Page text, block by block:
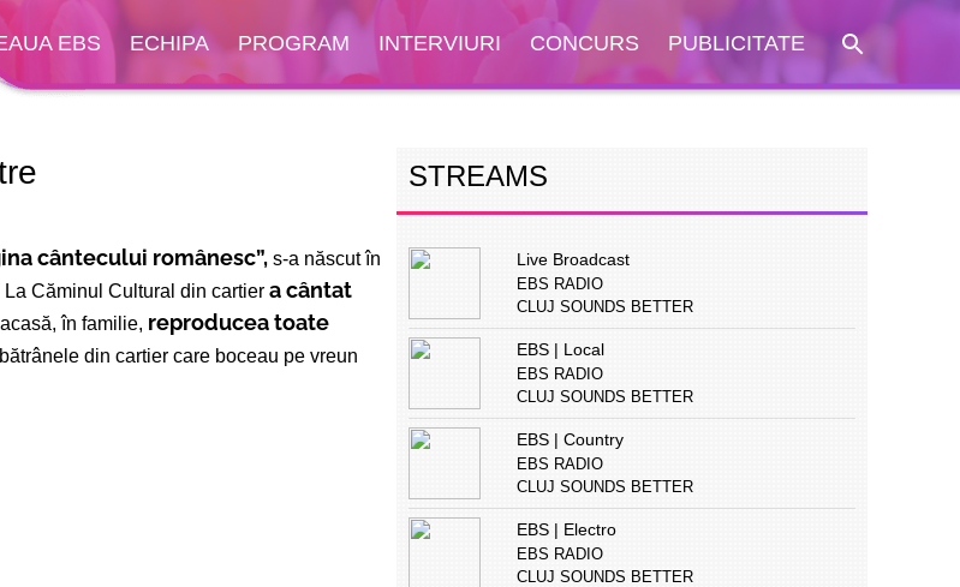
EBS ECHIPA PROGRAM INTERVIURI CONCURS PUBLICITATE
cântecului românesc”, s-a născut în
Căminul Cultural din cartier a cântat
în familie, reproducea toate
din cartier care boceau pe vreun
STREAMS
Live Broadcast
EBS RADIO
CLUJ SOUNDS BETTER
EBS | Local
EBS RADIO
CLUJ SOUNDS BETTER
EBS | Country
EBS RADIO
CLUJ SOUNDS BETTER
EBS | Electro
EBS RADIO
CLUJ SOUNDS BETTER